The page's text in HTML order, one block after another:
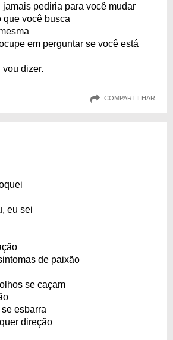
jamais pediria para você mudar
que você busca
em perguntar se você está
dizer.
COMPARTILHAR
eu sei
de paixão
se caçam
esbarra
direção